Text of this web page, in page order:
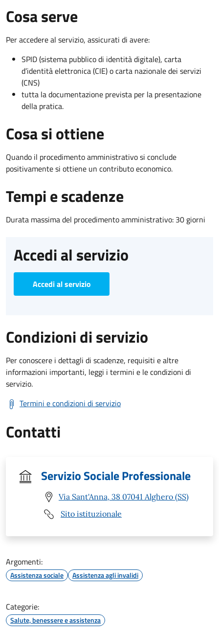
Cosa serve
Per accedere al servizio, assicurati di avere:
SPID (sistema pubblico di identità digitale), carta
d’identità elettronica (CIE) o carta nazionale dei servizi
(CNS)
tutta la documentazione prevista per la presentazione
della pratica.
Cosa si ottiene
Quando il procedimento amministrativo si conclude
positivamente si ottiene un contributo economico.
Tempi e scadenze
Durata massima del procedimento amministrativo: 30 giorni
Accedi al servizio
Accedi al servizio
Condizioni di servizio
Per conoscere i dettagli di scadenze, requisiti e altre
informazioni importanti, leggi i termini e le condizioni di
servizio.
Termini e condizioni di servizio
Contatti
Servizio Sociale Professionale
Via Sant'Anna, 38 07041 Alghero (SS)
Sito istituzionale
Argomenti:
Assistenza sociale Assistenza agli invalidi
Categorie:
Salute, benessere e assistenza